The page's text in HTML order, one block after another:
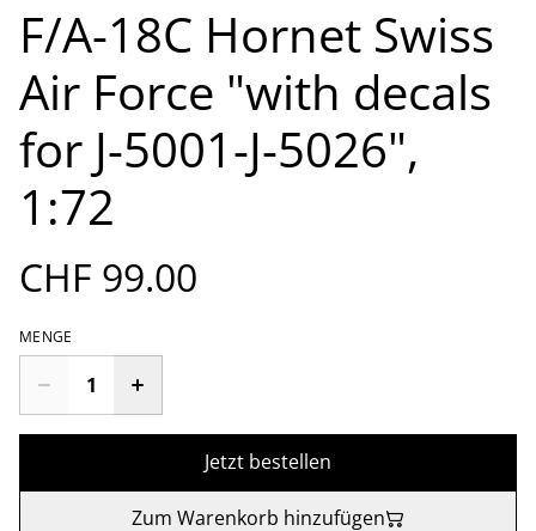
F/A-18C Hornet Swiss
Air Force "with decals
for J-5001-J-5026",
1:72
CHF 99.00
MENGE
Jetzt bestellen
Zum Warenkorb hinzufügen